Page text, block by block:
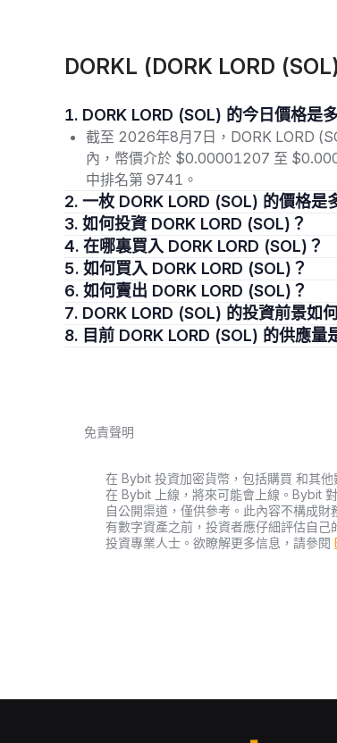
DORKL (DORK LORD
1. DORK LORD (SOL) 的今日價格是
截至 2026年8月7日，DORK LORD
內，幣價介於 $0.00001207 至
中排名第 9741。
2. 一枚 DORK LORD (SOL) 的價格是
3. 如何投資 DORK LORD (SOL)？
4. 在哪裏買入 DORK LORD (SOL)？
5. 如何買入 DORK LORD (SOL)？
6. 如何賣出 DORK LORD (SOL)？
7. DORK LORD (SOL) 的投資前景如
8. 目前 DORK LORD (SOL) 的供應量
免責聲明
在 Bybit 投資加密貨幣，包括購買 和其
在 Bybit 上線，將來可能會上線。Bybit
自公開渠道，僅供參考。此內容不構成
有數字資產之前，投資者應仔細評估自
投資專業人士。欲瞭解更多信息，請參閱